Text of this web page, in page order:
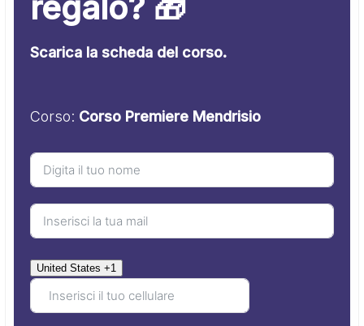
Scarica la scheda del corso.
Corso: Corso Premiere Mendrisio
United States +1